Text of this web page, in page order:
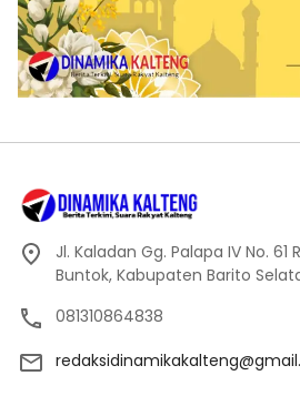
Jl. Kaladan Gg. Palapa IV No. 61
Buntok, Kabupaten Barito
081310864838